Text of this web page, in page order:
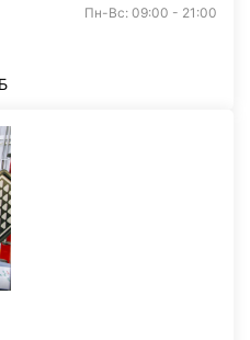
Пн-Вс: 09:00 - 21:00